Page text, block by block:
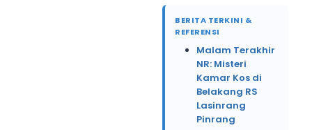
BERITA TERKINI &
REFERENSI
Malam Terakhir
NR: Misteri
Kamar Kos di
Belakang RS
Lasinrang
Pinrang